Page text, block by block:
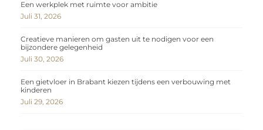
Een werkplek met ruimte voor ambitie
Juli 31, 2026
Creatieve manieren om gasten uit te nodigen voor een
bijzondere gelegenheid
Juli 30, 2026
Een gietvloer in Brabant kiezen tijdens een verbouwing met
kinderen
Juli 29, 2026